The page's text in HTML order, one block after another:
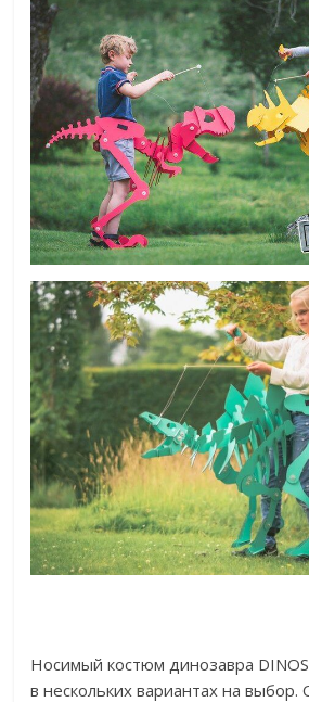
Носимый костюм динозавра
в нескольких вариантах на выбор.